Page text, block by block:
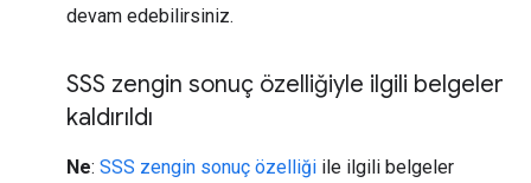
devam edebilirsiniz.
SSS zengin sonuç özelliğiyle ilgili belgeler
kaldırıldı
Ne: SSS zengin sonuç özelliği ile ilgili belgeler